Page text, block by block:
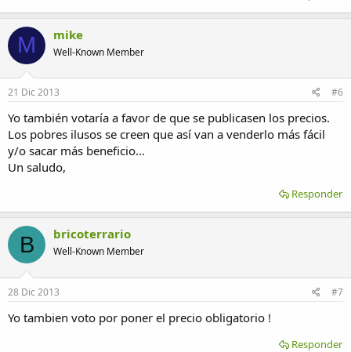
M mike
Well-Known Member
21 Dic 2013 #6
Yo también votaría a favor de que se publicasen los precios.
Los pobres ilusos se creen que así van a venderlo más fácil
y/o sacar más beneficio...
Un saludo,
Responder
B bricoterrario
Well-Known Member
28 Dic 2013 #7
Yo tambien voto por poner el precio obligatorio !
Responder